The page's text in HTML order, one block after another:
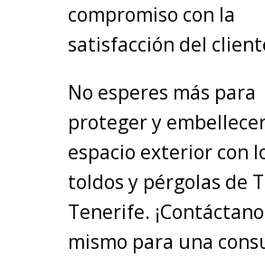
compromiso con la
satisfacción del
No esperes más para
proteger y
espacio exterior con
toldos y pérgolas de
Tenerife.
mismo para una